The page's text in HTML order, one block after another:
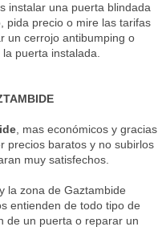
instalar una puerta blindada
pida precio o mire las tarifas
un cerrojo antibumping o
puerta instalada.
, mas económicos y gracias
precios baratos y no subirlos
muy satisfechos.
la zona de Gaztambide
entienden de todo tipo de
de un puerta o reparar un